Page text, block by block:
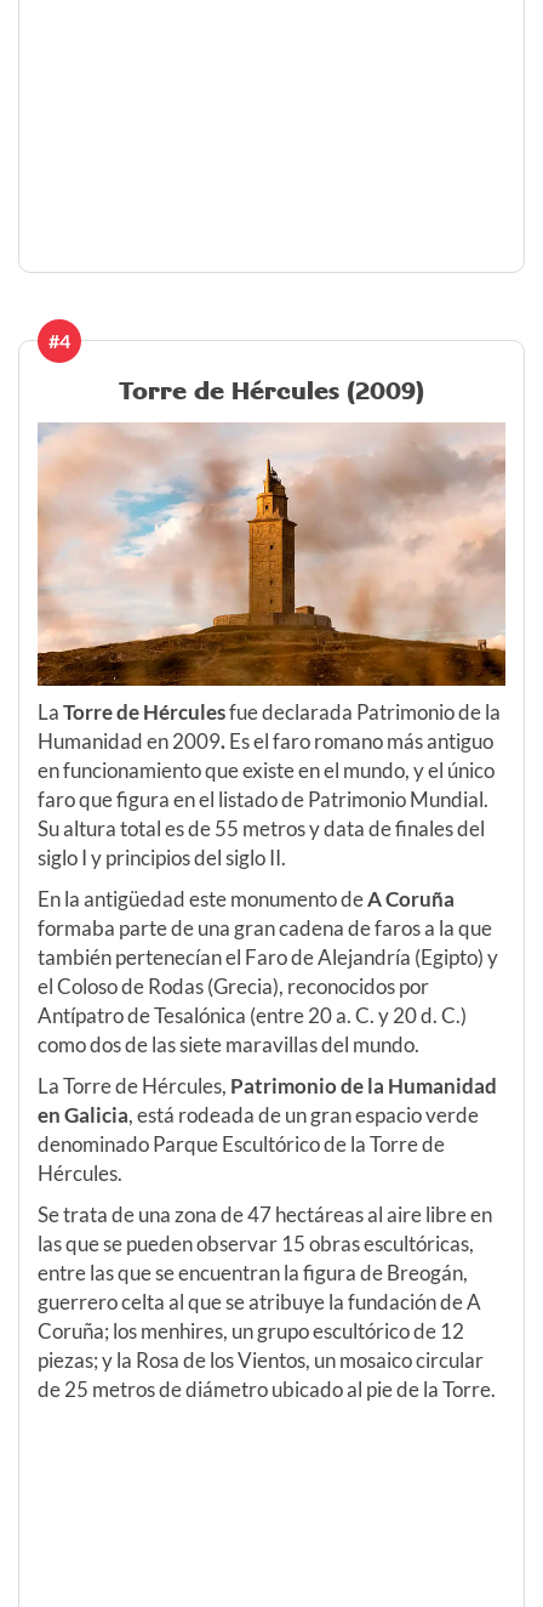
#4
Torre de Hércules (2009)
LaTorre de Hérculesfue declarada Patrimonio de la
Humanidad en 2009.Es el faro romano más antiguo
en funcionamiento que existe en el mundo, y el único
faro que figura en el listado de Patrimonio Mundial.
Su altura total es de 55 metros y data de finales del
siglo I y principios del siglo II.
En la antigüedad este monumento deA Coruña
formaba parte de una gran cadena de faros a la que
también pertenecían el Faro de Alejandría (Egipto) y
el Coloso de Rodas (Grecia), reconocidos por
Antípatro de Tesalónica (entre 20 a. C. y 20 d. C.)
como dos de las siete maravillas del mundo.
La Torre de Hércules, Patrimonio de la Humanidad
en Galicia, está rodeada de un gran espacio verde
denominado Parque Escultórico de la Torre de
Hércules.
Se trata de una zona de 47 hectáreas al aire libre en
las que se pueden observar 15 obras escultóricas,
entre las que se encuentran la figura de Breogán,
guerrero celta al que se atribuye la fundación de A
Coruña; los menhires, un grupo escultórico de 12
piezas; y la Rosa de los Vientos, un mosaico circular
de 25 metros de diámetro ubicado al pie de la Torre.